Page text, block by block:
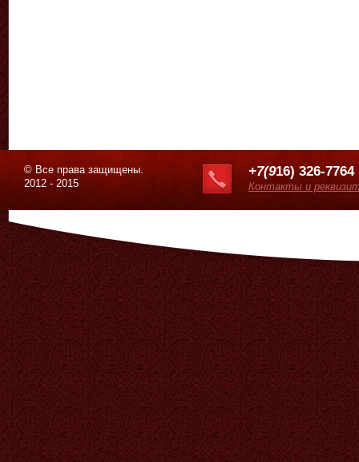
© Все права защищены.
2012 - 2015
+7(916) 326-7764
Контакты и